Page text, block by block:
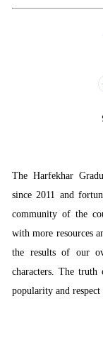
The Harfekhar
since 2011 and
community of the
with more resources
the results of our
characters. The
popularity and respect